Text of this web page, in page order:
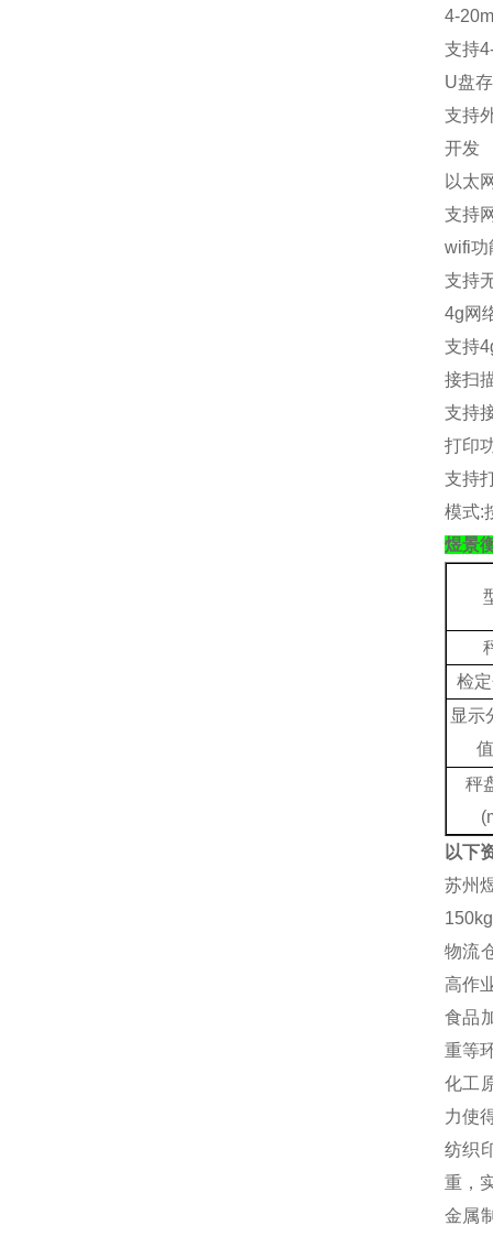
4-
支持
U盘
支持
开发
以太
支持
wifi功
支持
4g网
支持
接扫
支持
打印
支持
模式:
煜景
检
显示
值
秤
以下
苏州
物流
高作
食品
重等
化工
力使
纺织
重，
金属